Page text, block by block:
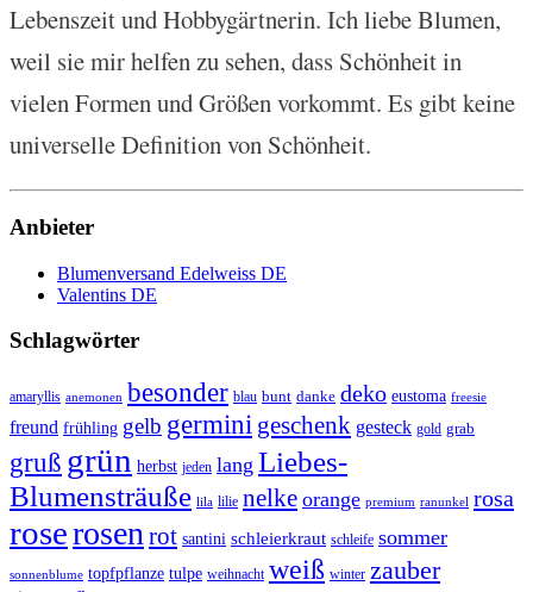
Lebenszeit und Hobbygärtnerin. Ich liebe Blumen,
weil sie mir helfen zu sehen, dass Schönheit in
vielen Formen und Größen vorkommt. Es gibt keine
universelle Definition von Schönheit.
Anbieter
Blumenversand Edelweiss DE
Valentins DE
Schlagwörter
amaryllis anemonen besonder blau bunt danke deko eustoma freesie
freund frühling gelb germini geschenk gesteck gold grab
gruß grün herbst jeden lang Liebes-
Blumensträuße lila lilie nelke orange premium ranunkel rosa
roserosen rot santini schleierkraut schleife sommer
sonnenblume topfpflanze tulpe weihnacht weiß winter zauber